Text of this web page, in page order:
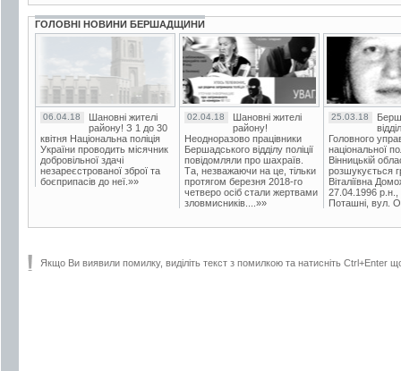
ГОЛОВНІ НОВИНИ БЕРШАДЩИНИ
06.04.18
Шановні жителі
району! З 1 до 30
квітня Національна поліція
України проводить місячник
добровільної здачі
незареєстрованої зброї та
боєприпасів до неї.»»
02.04.18
Шановні жителі
району!
Неодноразово працівники
Бершадського відділу поліції
повідомляли про шахраїв.
Та, незважаючи на це, тільки
протягом березня 2018-го
четверо осіб стали жертвами
зловмисників....»»
25.03.18
Головного
національної
Вінницькій
розшукується
Віталіївна
27.04.1996 р.н.,
Поташні, вул.
Якщо Ви виявили помилку, виділіть текст з помилкою та натисніть Ctrl+Enter